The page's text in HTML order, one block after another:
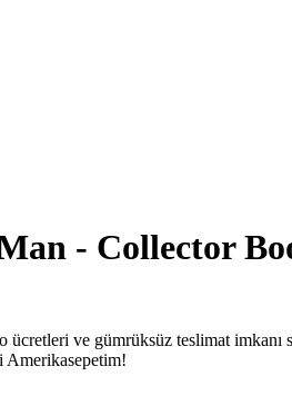
- Collector
ve gümrüksüz teslimat
Amerikasepetim!